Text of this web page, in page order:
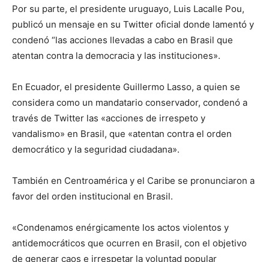
Por su parte, el presidente uruguayo, Luis Lacalle Pou,
publicó un mensaje en su Twitter oficial donde lamentó y
condenó “las acciones llevadas a cabo en Brasil que
atentan contra la democracia y las instituciones».
En Ecuador, el presidente Guillermo Lasso, a quien se
considera como un mandatario conservador, condenó a
través de Twitter las «acciones de irrespeto y
vandalismo» en Brasil, que «atentan contra el orden
democrático y la seguridad ciudadana».
También en Centroamérica y el Caribe se pronunciaron a
favor del orden institucional en Brasil.
«Condenamos enérgicamente los actos violentos y
antidemocráticos que ocurren en Brasil, con el objetivo
de generar caos e irrespetar la voluntad popular